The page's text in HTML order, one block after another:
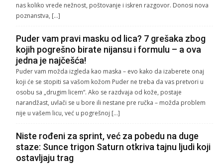
nas koliko vrede nežnost, poštovanje i iskren razgovor. Donosi nova
poznanstva, […]
Puder vam pravi masku od lica? 7 grešaka zbog
kojih pogrešno birate nijansu i formulu – a ova
jedna je najčešća!
Puder vam možda izgleda kao maska – evo kako da izaberete onaj
koji će se stopiti sa vašom kožom Puder ne treba da vas pretvori u
osobu sa „drugim licem“. Ako se razdvaja od kože, postaje
narandžast, uvlači se u bore ili nestane pre ručka – možda problem
nije u vašem licu, već u pogrešnoj […]
Niste rođeni za sprint, već za pobedu na duge
staze: Sunce trigon Saturn otkriva tajnu ljudi koji
ostavljaju trag